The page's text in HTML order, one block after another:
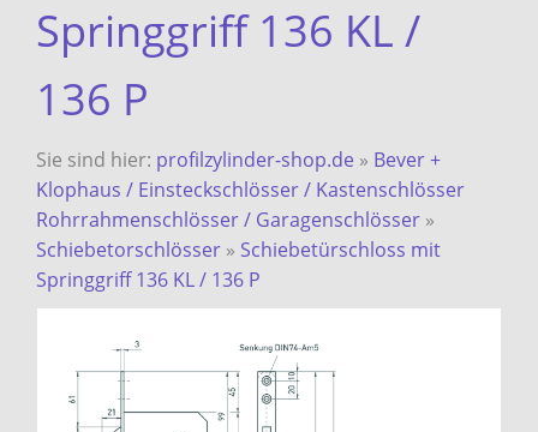
Springgriff 136 KL /
136 P
Sie sind hier: profilzylinder-shop.de » Bever +
Klophaus / Einsteckschlösser / Kastenschlösser
Rohrrahmenschlösser / Garagenschlösser »
Schiebetorschlösser » Schiebetürschloss mit
Springgriff 136 KL / 136 P